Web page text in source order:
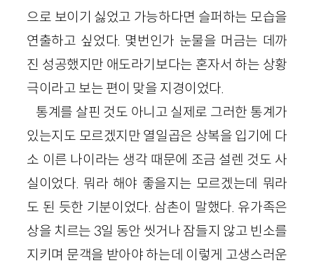
으로 보이기 싫었고 가능하다면 슬퍼하는 모습을
연출하고 싶었다. 몇번인가 눈물을 머금는 데까
진 성공했지만 애도라기보다는 혼자서 하는 상황
극이라고 보는 편이 맞을 지경이었다.
통계를 살핀 것도 아니고 실제로 그러한 통계가
있는지도 모르겠지만 열일곱은 상복을 입기에 다
소 이른 나이라는 생각 때문에 조금 설렌 것도 사
실이었다. 뭐라 해야 좋을지는 모르겠는데 뭐라
도 된 듯한 기분이었다. 삼촌이 말했다. 유가족은
상을 치르는 3일 동안 씻거나 잠들지 않고 빈소를
지키며 문객을 받아야 하는데 이렇게 고생스러운